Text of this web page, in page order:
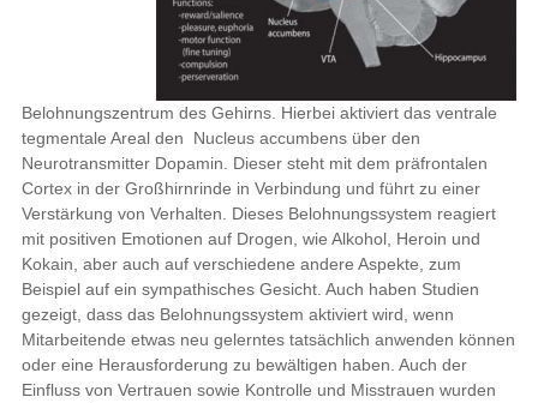
Belohnungszentrum des Gehirns. Hierbei aktiviert das ventrale
tegmentale Areal den Nucleus accumbens über den
Neurotransmitter Dopamin. Dieser steht mit dem präfrontalen
Cortex in der Großhirnrinde in Verbindung und führt zu einer
Verstärkung von Verhalten. Dieses Belohnungssystem reagiert
mit positiven Emotionen auf Drogen, wie Alkohol, Heroin und
Kokain, aber auch auf verschiedene andere Aspekte, zum
Beispiel auf ein sympathisches Gesicht. Auch haben Studien
gezeigt, dass das Belohnungssystem aktiviert wird, wenn
Mitarbeitende etwas neu gelerntes tatsächlich anwenden können
oder eine Herausforderung zu bewältigen haben. Auch der
Einfluss von Vertrauen sowie Kontrolle und Misstrauen wurden